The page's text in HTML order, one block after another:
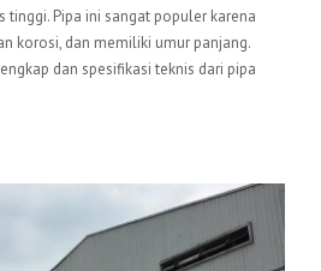
Pipa ini sangat populer karena
korosi, dan memiliki umur panjang.
dan spesifikasi teknis dari pipa